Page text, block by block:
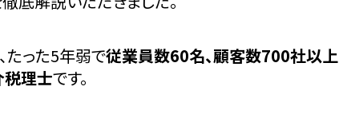
たった5年弱で従業員数60名、顧客数700社以上
理士です。